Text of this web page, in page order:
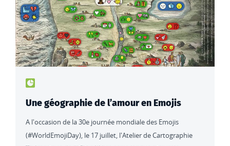
Type de contenu : actualités
Une géographie de l’amour en Emojis
A l'occasion de la 30e journée mondiale des Emojis
(#WorldEmojiDay), le 17 juillet, l'Atelier de Cartographie